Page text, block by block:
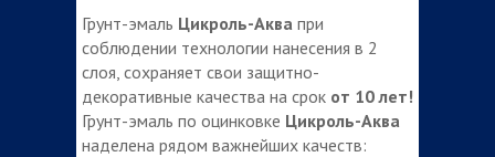
Грунт-эмаль Цикроль-Аква при
соблюдении технологии нанесения в 2
слоя, сохраняет свои защитно-
декоративные качества на срок от 10 лет!
Грунт-эмаль по оцинковке Цикроль-Аква
наделена рядом важнейших качеств: